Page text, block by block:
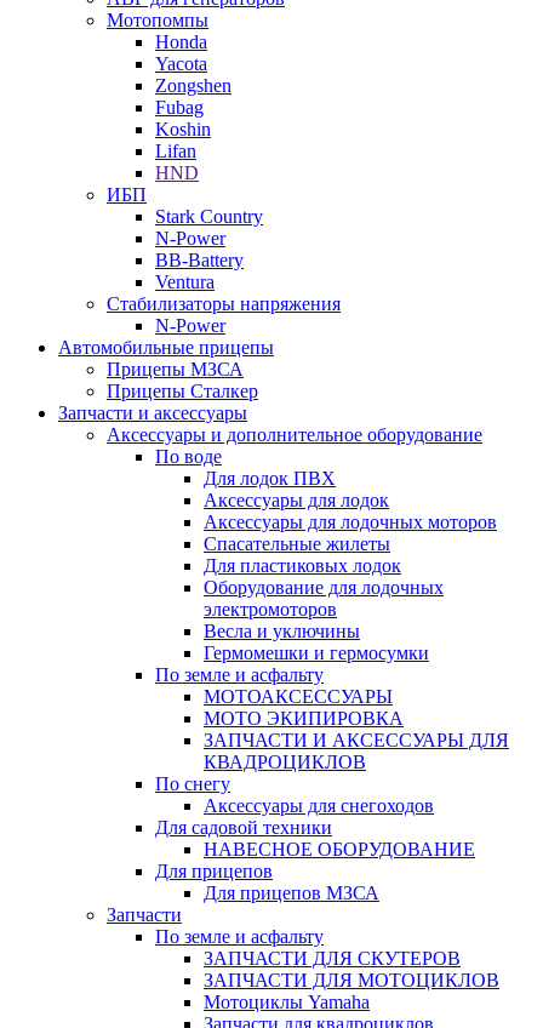
Мотопомпы
Honda
Yacota
Zongshen
Fubag
Koshin
Lifan
HND
ИБП
Stark Country
N-Power
BB-Battery
Ventura
Стабилизаторы напряжения
N-Power
Автомобильные прицепы
Прицепы МЗСА
Прицепы Сталкер
Запчасти и аксессуары
Аксессуары и дополнительное оборудование
По воде
Для лодок ПВХ
Аксессуары для лодок
Аксессуары для лодочных моторов
Спасательные жилеты
Для пластиковых лодок
Оборудование для лодочных
электромоторов
Весла и уключины
Гермомешки и гермосумки
По земле и асфальту
МОТОАКСЕССУАРЫ
МОТО ЭКИПИРОВКА
ЗАПЧАСТИ И АКСЕССУАРЫ ДЛЯ
КВАДРОЦИКЛОВ
По снегу
Аксессуары для снегоходов
Для садовой техники
НАВЕСНОЕ ОБОРУДОВАНИЕ
Для прицепов
Для прицепов МЗСА
Запчасти
По земле и асфальту
ЗАПЧАСТИ ДЛЯ СКУТЕРОВ
ЗАПЧАСТИ ДЛЯ МОТОЦИКЛОВ
Мотоциклы Yamaha
Запчасти для квадроциклов